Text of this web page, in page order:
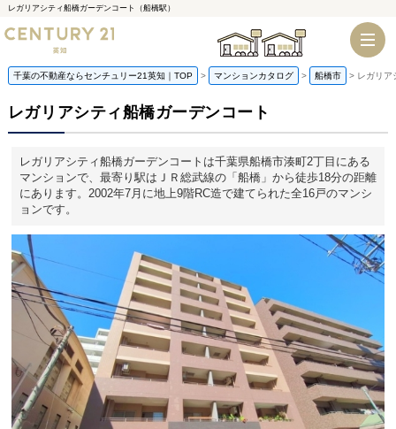
レガリアシティ船橋ガーデンコート（船橋駅）
千葉店 船橋店
千葉の不動産ならセンチュリー21英知｜TOP マンションカタログ 船橋市 レガリア
レガリアシティ船橋ガーデンコート
レガリアシティ船橋ガーデンコートは千葉県船橋市湊町2丁目にある
マンションで、最寄り駅はＪＲ総武線の「船橋」から徒歩18分の距離
にあります。2002年7月に地上9階RC造で建てられた全16戸のマンシ
ョンです。